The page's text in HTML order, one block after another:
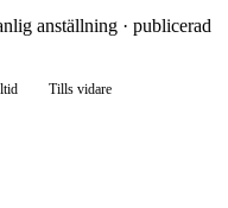
anställning · publicerad
Tills vidare